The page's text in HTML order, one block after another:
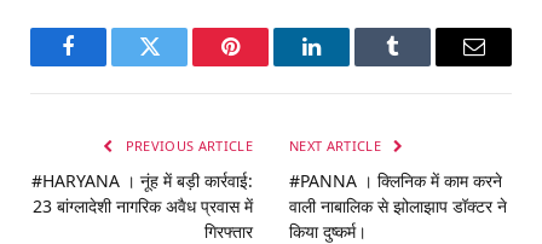
FacebookTwitter Pinterest LinkedInTumblr Email
PREVIOUS ARTICLE
#HARYANA । नूंह में बड़ी कार्रवाई:
23 बांग्लादेशी नागरिक अवैध प्रवास में
गिरफ्तार
NEXT ARTICLE
#PANNA । क्लिनिक में काम करने
वाली नाबालिक से झोलाझाप डॉक्टर ने
किया दुष्कर्म।